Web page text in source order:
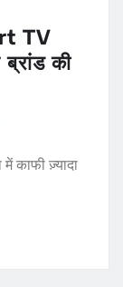
TV
की
काफी ज़्यादा